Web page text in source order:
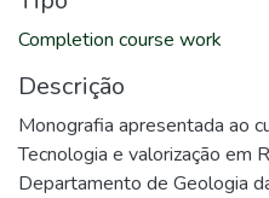
Completion course work
Descrição
Monografia apresentada ao
Tecnologia e valorização em
Departamento de Geologia